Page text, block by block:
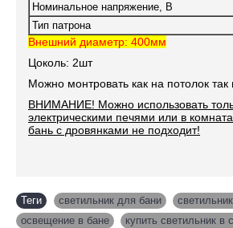
Номинальное напряжение, В
Тип патрона
Внешний диаметр: 400мм
Цоколь: 2шт
Можно монтровать как на потолок так
ВНИМАНИЕ! Можно использовать
электрическими печями или в
бань с дровянками не подходит!
Теги светильник для бани
освещение в бане
купить светильник в